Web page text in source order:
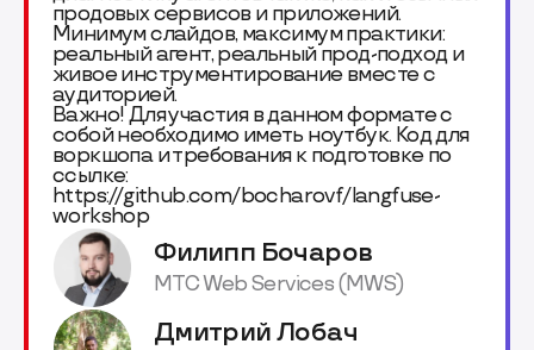
продовых сервисов и приложений.
Минимум слайдов, максимум практики:
реальный агент, реальный прод-подход и
живое инструментирование вместе с
аудиторией.
Важно! Для участия в данном формате с
собой необходимо иметь ноутбук. Код для
воркшопа и требования к подготовке по
ссылке:
https://github.com/bocharovf/langfuse-
workshop
Филипп Бочаров
МТС Web Services (MWS)
Дмитрий Лобач